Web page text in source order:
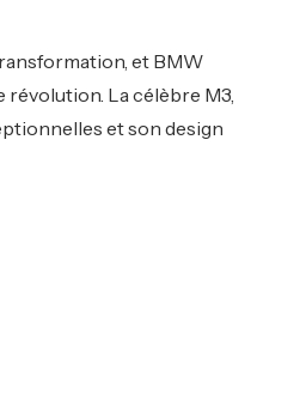
et BMW
révolution. La célèbre M3,
et son design